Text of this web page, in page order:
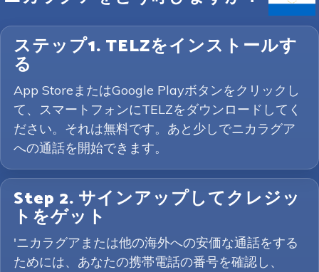
ステップ1. TELZをインストールす
る
App StoreまたはGoogle Playボタンをクリックし
て、スマートフォンにTELZをダウンロードしてく
ださい。それは無料です。あと少しでニカラグア
への通話を開始できます。
Step 2. サインアップしてクレジッ
トをゲット
'ニカラグアまたは他の海外への安価な通話をする
ためには、あなたの携帯電話の番号を確認し、